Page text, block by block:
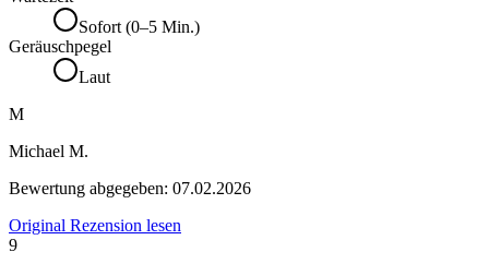
Sofort (0–5 Min.)
Geräuschpegel
Laut
M
Michael M.
Bewertung abgegeben: 07.02.2026
Original Rezension lesen
9